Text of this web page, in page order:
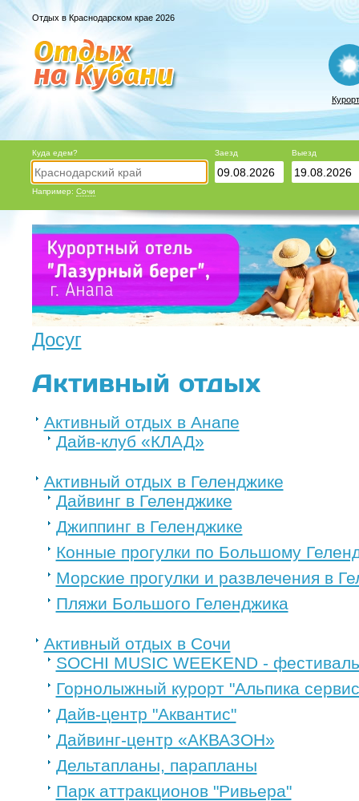
Отдых в Краснодарском крае 2026
Куда едем?
Например: Сочи
Заезд Выезд
Досуг
Активный отдых
Активный отдых в Анапе
Дайв-клуб «КЛАД»
Активный отдых в Геленджике
Дайвинг в Геленджике
Джиппинг в Геленджике
Конные прогулки по Большому
Морские прогулки и развлечения в
Пляжи Большого Геленджика
Активный отдых в Сочи
SOCHI MUSIC WEEKEND -
Горнолыжный курорт "Альпика
Дайв-центр "Аквантис"
Дайвинг-центр «АКВАЗОН»
Дельтапланы, парапланы
Парк аттракционов "Ривьера"